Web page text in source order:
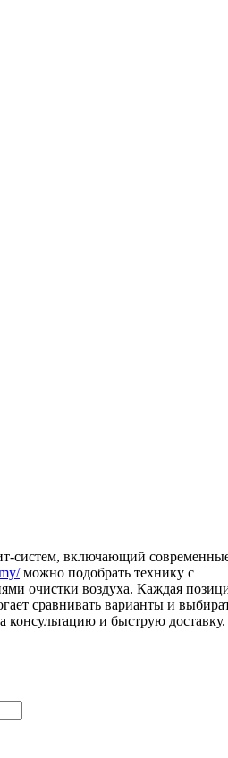
систем, включающий
можно подобрать технику с
очистки воздуха. Каждая
сравнивать варианты и
консультацию и быструю доставку.